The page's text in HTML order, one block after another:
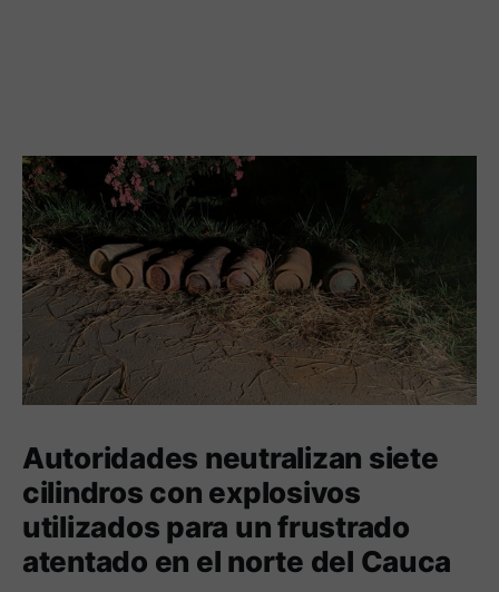
Autoridades neutralizan siete
cilindros con explosivos
utilizados para un frustrado
atentado en el norte del Cauca